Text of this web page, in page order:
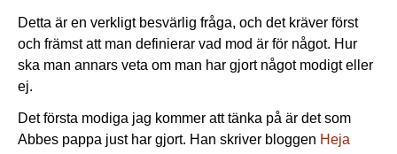
Detta är en verkligt besvärlig fråga, och det kräver först
och främst att man definierar vad mod är för något. Hur
ska man annars veta om man har gjort något modigt eller
ej.
Det första modiga jag kommer att tänka på är det som
Abbes pappa just har gjort. Han skriver bloggen Heja